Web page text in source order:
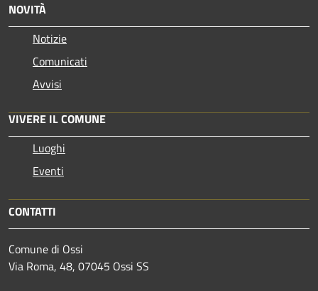
NOVITÀ
Notizie
Comunicati
Avvisi
VIVERE IL COMUNE
Luoghi
Eventi
CONTATTI
Comune di Ossi
Via Roma, 48, 07045 Ossi SS